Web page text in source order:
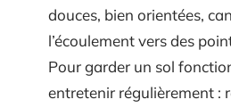
douces, bien orientées,
l’écoulement vers des
Pour garder un sol
entretenir régulièrement :